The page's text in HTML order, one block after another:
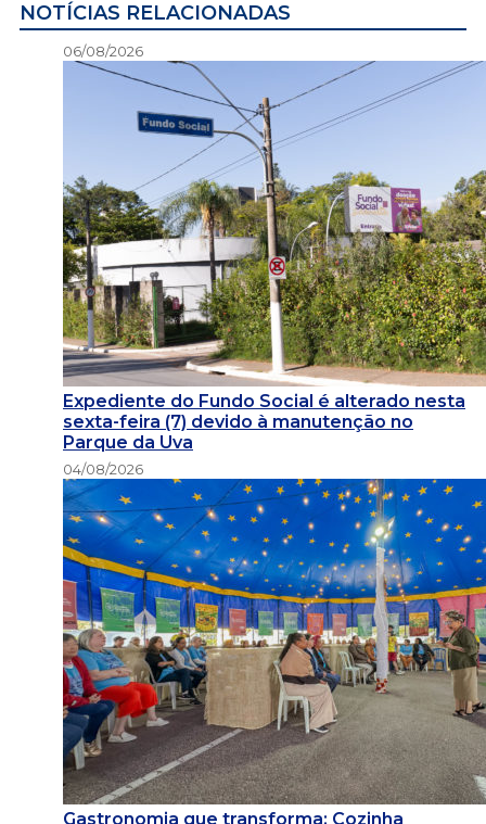
NOTÍCIAS RELACIONADAS
06/08/2026
Expediente do Fundo Social é alterado nesta
sexta-feira (7) devido à manutenção no
Parque da Uva
04/08/2026
Gastronomia que transforma: Cozinha